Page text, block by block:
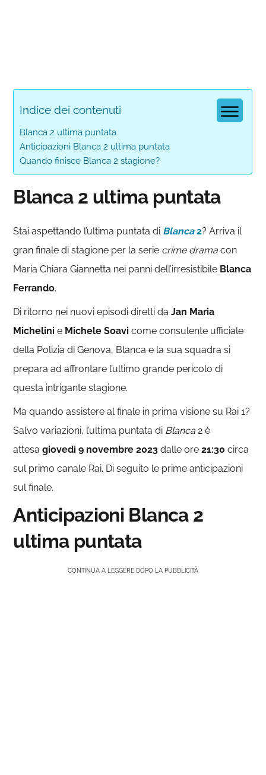
Indice dei contenuti
Blanca 2 ultima puntata
Anticipazioni Blanca 2 ultima puntata
Quando finisce Blanca 2 stagione?
Blanca 2 ultima puntata
Stai aspettando l’ultima puntata di Blanca2? Arriva il
gran finale di stagione per la serie crime dramacon
Maria Chiara Giannetta nei panni dell’irresistibile Blanca
Ferrando.
Di ritorno nei nuovi episodi diretti daJan Maria
Michelini e Michele Soavicome consulente ufficiale
della Polizia di Genova, Blanca e la sua squadra si
prepara ad affrontare l’ultimo grande pericolo di
questa intrigante stagione.
Ma quando assistere al finale in prima visione su Rai 1?
Salvo variazioni, l’ultima puntata di Blanca 2 è
attesagiovedì 9 novembre 2023dalle ore21:30 circa
sul primo canale Rai. Di seguito le prime anticipazioni
sul finale.
Anticipazioni Blanca 2
ultima puntata
CONTINUA A LEGGERE DOPO LA PUBBLICITÀ